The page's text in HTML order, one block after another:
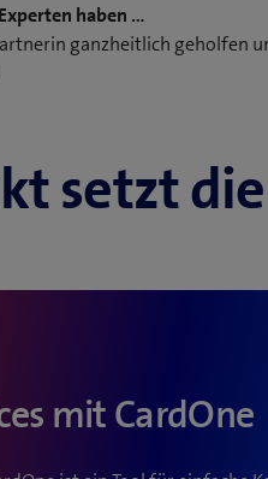
haben …
ganzheitlich
setzt
mit CardOne